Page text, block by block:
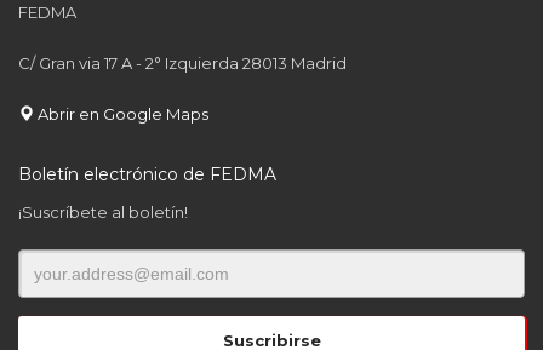
FEDMA
C/ Gran via 17 A - 2° Izquierda 28013 Madrid
Abrir en Google Maps
Boletín electrónico de FEDMA
¡Suscríbete al boletín!